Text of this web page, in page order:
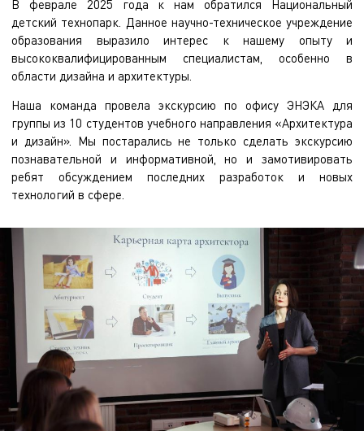
В феврале 2025 года к нам обратился Национальный
детский технопарк. Данное научно-техническое учреждение
образования выразило интерес к нашему опыту и
высококвалифицированным специалистам, особенно в
области дизайна и архитектуры.
Наша команда провела экскурсию по офису ЭНЭКА для
группы из 10 студентов учебного направления «Архитектура
и дизайн». Мы постарались не только сделать экскурсию
познавательной и информативной, но и замотивировать
ребят обсуждением последних разработок и новых
технологий в сфере.